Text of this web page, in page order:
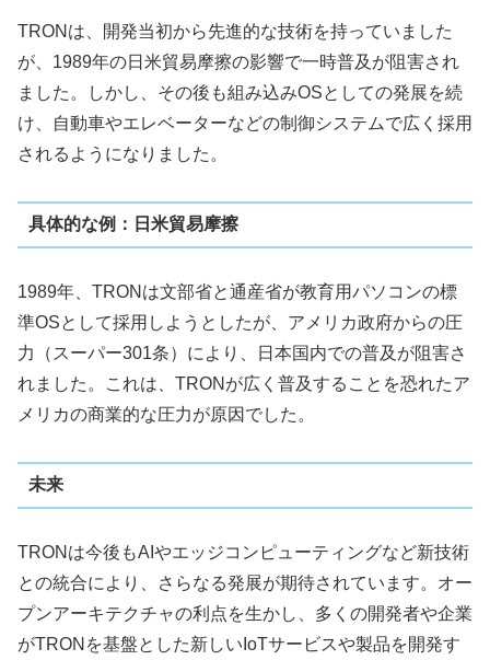
TRONは、開発当初から先進的な技術を持っていました
が、1989年の日米貿易摩擦の影響で一時普及が阻害され
ました。しかし、その後も組み込みOSとしての発展を続
け、自動車やエレベーターなどの制御システムで広く採用
されるようになりました。
具体的な例：日米貿易摩擦
1989年、TRONは文部省と通産省が教育用パソコンの標
準OSとして採用しようとしたが、アメリカ政府からの圧
力（スーパー301条）により、日本国内での普及が阻害さ
れました。これは、TRONが広く普及することを恐れたア
メリカの商業的な圧力が原因でした。
未来
TRONは今後もAIやエッジコンピューティングなど新技術
との統合により、さらなる発展が期待されています。オー
プンアーキテクチャの利点を生かし、多くの開発者や企業
がTRONを基盤とした新しいIoTサービスや製品を開発す